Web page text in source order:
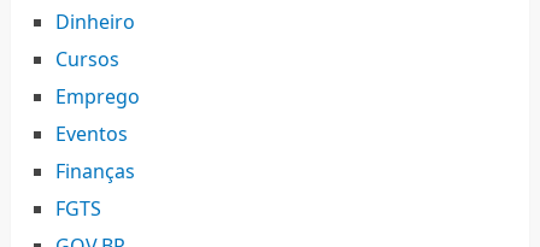
Dinheiro
Cursos
Emprego
Eventos
Finanças
FGTS